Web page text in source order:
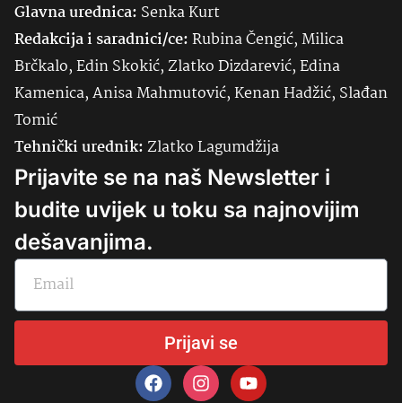
Glavna urednica: SenkaKurt
Redakcija i saradnici/ce:Rubina Čengić, Milica
Brčkalo, Edin Skokić, Zlatko Dizdarević, Edina
Kamenica, Anisa Mahmutović, Kenan Hadžić, Slađan
Tomić
Tehnički urednik:Zlatko Lagumdžija
Prijavite se na naš Newsletter i
budite uvijek u toku sa najnovijim
dešavanjima.
Prijavi se